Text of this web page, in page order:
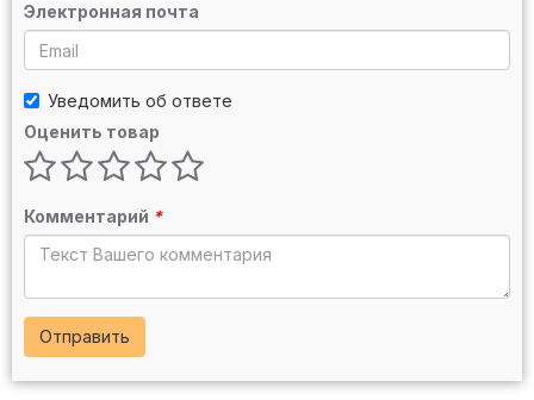
Электронная почта
Уведомить об ответе
Оценить товар
Комментарий *
Отправить